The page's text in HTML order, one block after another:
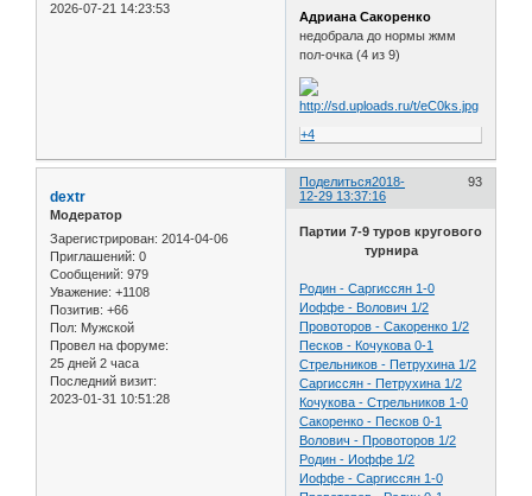
2026-07-21 14:23:53
Адриана Сакоренко
недобрала до нормы жмм
пол-очка (4 из 9)
+4
Поделиться 93
2018-
12-29 13:37:16
dextr
Модератор
Зарегистрирован: 2014-04-06
Приглашений: 0
Сообщений: 979
Уважение: +1108
Позитив: +66
Пол: Мужской
Провел на форуме:
25 дней 2 часа
Последний визит:
2023-01-31 10:51:28
Партии 7-9 туров кругового
турнира
Родин - Саргиссян 1-0
Иоффе - Волович 1/2
Провоторов - Сакоренко 1/2
Песков - Кочукова 0-1
Стрельников - Петрухина 1/2
Саргиссян - Петрухина 1/2
Кочукова - Стрельников 1-0
Сакоренко - Песков 0-1
Волович - Провоторов 1/2
Родин - Иоффе 1/2
Иоффе - Саргиссян 1-0